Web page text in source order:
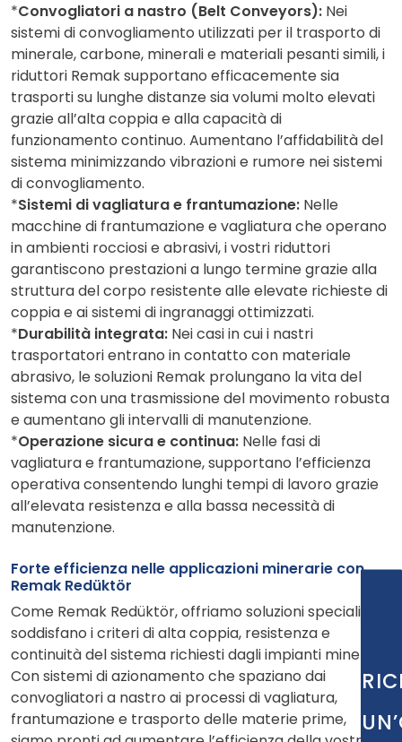
*Convogliatori a nastro (Belt Conveyors): Nei
sistemi di convogliamento utilizzati per il trasporto di
minerale, carbone, minerali e materiali pesanti simili, i
riduttori Remak supportano efficacemente sia
trasporti su lunghe distanze sia volumi molto elevati
grazie all’alta coppia e alla capacità di
funzionamento continuo. Aumentano l’affidabilità del
sistema minimizzando vibrazioni e rumore nei sistemi
di convogliamento.
*Sistemi di vagliatura e frantumazione: Nelle
macchine di frantumazione e vagliatura che operano
in ambienti rocciosi e abrasivi, i vostri riduttori
garantiscono prestazioni a lungo termine grazie alla
struttura del corpo resistente alle elevate richieste di
coppia e ai sistemi di ingranaggi ottimizzati.
*Durabilità integrata: Nei casi in cui i nastri
trasportatori entrano in contatto con materiale
abrasivo, le soluzioni Remak prolungano la vita del
sistema con una trasmissione del movimento robusta
e aumentano gli intervalli di manutenzione.
*Operazione sicura e continua: Nelle fasi di
vagliatura e frantumazione, supportano l’efficienza
operativa consentendo lunghi tempi di lavoro grazie
all’elevata resistenza e alla bassa necessità di
manutenzione.
Forte efficienza nelle applicazioni minerarie con
Remak Redüktör
Come Remak Redüktör, offriamo soluzioni speciali che
soddisfano i criteri di alta coppia, resistenza e
continuità del sistema richiesti dagli impianti minerari.
Con sistemi di azionamento che spaziano dai
convogliatori a nastro ai processi di vagliatura,
frantumazione e trasporto delle materie prime,